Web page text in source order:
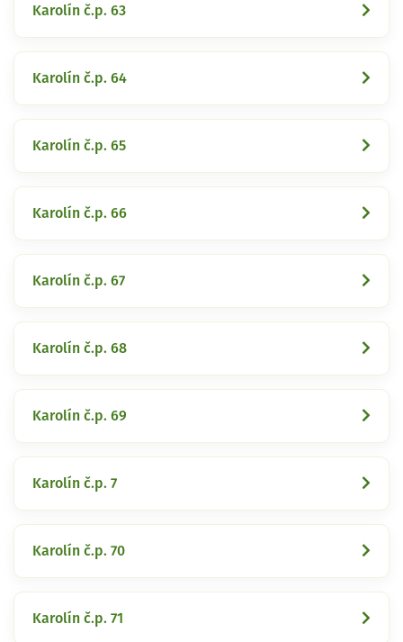
Karolín č.p. 63
Karolín č.p. 64
Karolín č.p. 65
Karolín č.p. 66
Karolín č.p. 67
Karolín č.p. 68
Karolín č.p. 69
Karolín č.p. 7
Karolín č.p. 70
Karolín č.p. 71